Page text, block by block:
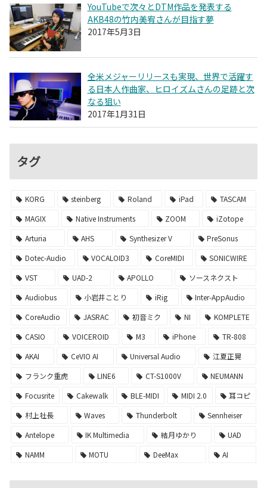
YouTubeで次々とDTM作品を発表する
AKB48の竹内美宥さんが目指す夢
2017年5月3日
全米メジャーリリースも実現、世界で活躍す
る日本人作曲家、ヒロイズムさんの足跡と次
なる狙い
2017年1月31日
タグ
KORG steinberg Roland iPad
TASCAM
MAGIX
Native Instruments ZOOM
iZotope
Arturia
AHS Synthesizer V
PreSonus
Dotec-Audio
VOCALOID3 CoreMIDI
SONICWIRE
VST
UAD-2 APOLLO
ソースネクスト
Audiobus
小岩井ことり iRig
Inter-AppAudio
CoreAudio
JASRAC 初音ミク NI
KOMPLETE
CASIO
VOICEROID M3 iPhone
TR-808
AKAI
CeVIO AI Universal Audio
江夏正晃
フランク重虎
LINE6 CT-S1000V
NEUMANN
Focusrite
Cakewalk BLE-MIDI MIDI 2.0
耳コピ
村上社長
Waves Thunderbolt
Sennheiser
Antelope
IK Multimedia 結月ゆかり
UAD
NAMM
MOTU DeeMax AI